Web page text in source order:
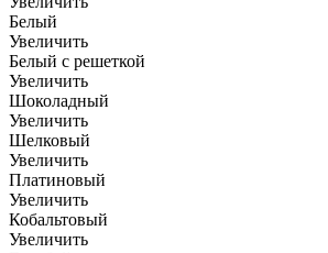
Белый
Увеличить
Белый с решеткой
Увеличить
Шоколадный
Увеличить
Шелковый
Увеличить
Платиновый
Увеличить
Кобальтовый
Увеличить